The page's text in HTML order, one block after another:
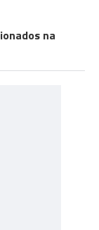
na